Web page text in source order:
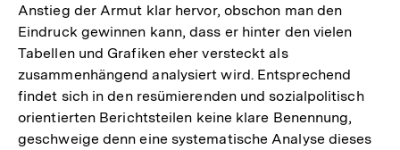
Fußnote
Anstieg der Armut klar hervor, obschon man den
Eindruck gewinnen kann, dass er hinter den vielen
Tabellen und Grafiken eher versteckt als
zusammenhängend analysiert wird. Entsprechend
findet sich in den resümierenden und sozialpolitisch
orientierten Berichtsteilen keine klare Benennung,
geschweige denn eine systematische Analyse dieses